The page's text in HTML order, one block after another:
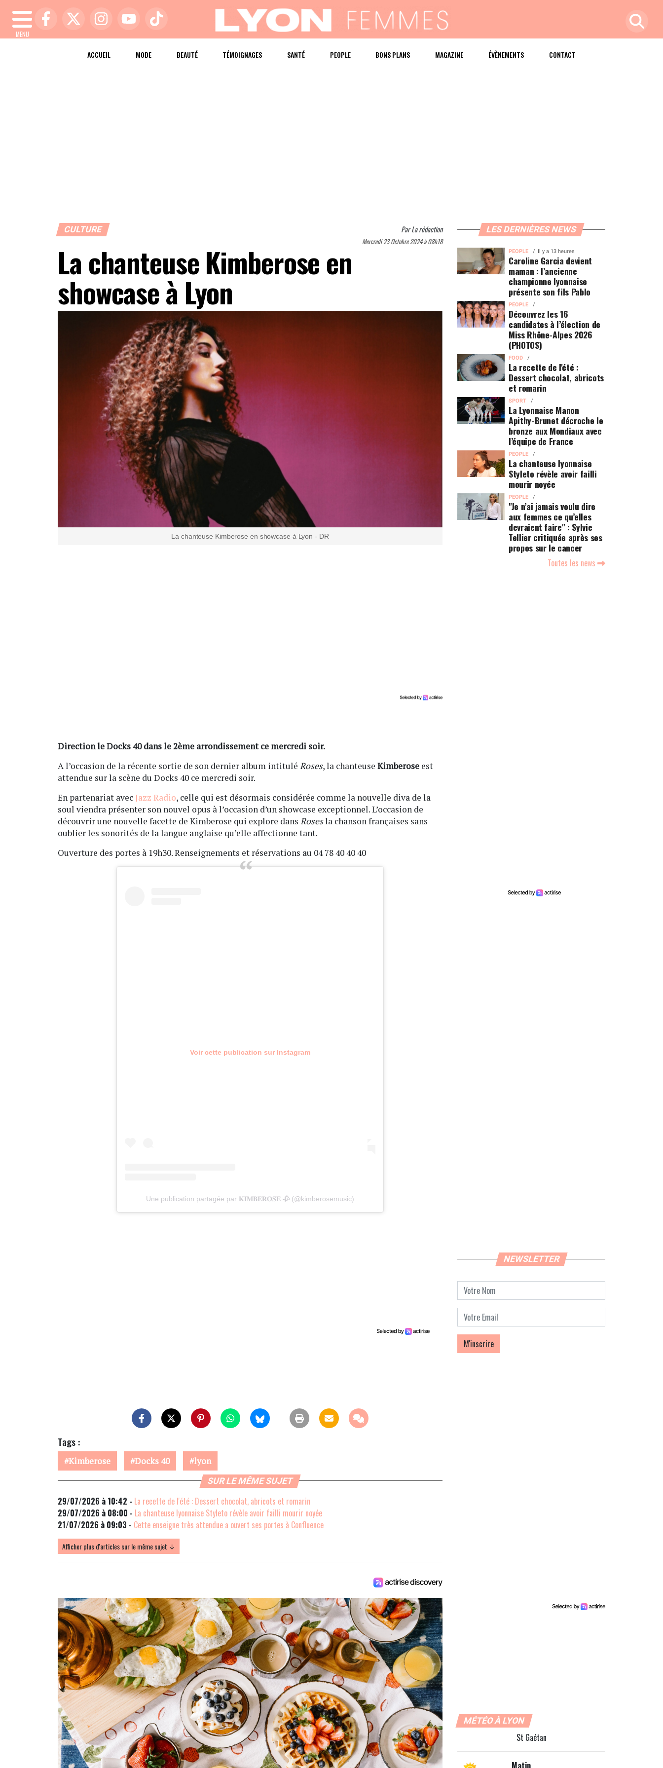
MENU
ACCUEIL MODE BEAUTÉ TÉMOIGNAGES SANTÉ PEOPLE BONS PLANS MAGAZINE ÉVÈNEMENTS CONTACT
CULTURE ParLa rédaction
Mercredi 23 Octobre 2024 à 08h18
La chanteuse Kimberose en
showcase à Lyon
La chanteuse Kimberose en showcase à Lyon - DR
Direction le Docks 40 dans le 2ème arrondissement ce mercredi soir.
A l’occasion de la récente sortie de son dernier album intitulé Roses, la chanteuse Kimberose est
attendue sur la scène du Docks 40 ce mercredi soir.
En partenariat avecJazz Radio, celle qui est désormais considérée comme la nouvelle diva de la
soul viendra présenter son nouvel opus à l’occasion d’un showcase exceptionnel. L’occasion de
découvrir une nouvelle facette de Kimberose qui explore dans Rosesla chanson françaises sans
oublier les sonorités de la langue anglaise qu’elle affectionne tant.
Ouverture des portes à 19h30. Renseignements et réservations au 04 78 40 40 40
Voir cette publication sur Instagram
Une publication partagée par 𝐊𝐈𝐌𝐁𝐄𝐑𝐎𝐒𝐄 🥀 (@kimberosemusic)
Tags :
Kimberose Docks 40 lyon
SUR LE MÊME SUJET
29/07/2026 à 10:42 - La recette de l'été : Dessert chocolat, abricots et romarin
29/07/2026 à 08:00 - La chanteuse lyonnaise Styleto révèle avoir failli mourir noyée
21/07/2026 à 09:03 - Cette enseigne très attendue a ouvert ses portes à Confluence
Afficher plus d'articles sur le même sujet ↓
LES DERNIÈRES NEWS
PEOPLE Il y a 13 heures
Caroline Garcia devient
maman : l’ancienne
championne lyonnaise
présente son fils Pablo
PEOPLE
Découvrez les 16
candidates à l’élection de
Miss Rhône-Alpes 2026
(PHOTOS)
FOOD
La recette de l'été :
Dessert chocolat, abricots
et romarin
SPORT
La Lyonnaise Manon
Apithy-Brunet décroche le
bronze aux Mondiaux avec
l’équipe de France
PEOPLE
La chanteuse lyonnaise
Styleto révèle avoir failli
mourir noyée
PEOPLE
"Je n’ai jamais voulu dire
aux femmes ce qu’elles
devraient faire" : Sylvie
Tellier critiquée après ses
propos sur le cancer
Toutes les news
NEWSLETTER
MÉTÉO À LYON
St Gaétan
Matin